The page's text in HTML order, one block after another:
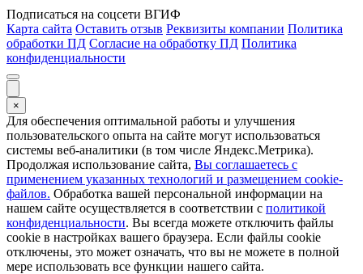
Подписаться на соцсети ВГИФ
Карта сайта Оставить отзыв Реквизиты компании Политика
обработки ПД Согласие на обработку ПД Политика
конфиденциальности
×
Для обеспечения оптимальной работы и улучшения
пользовательского опыта на сайте могут использоваться
системы веб-аналитики (в том числе Яндекс.Метрика).
Продолжая использование сайта, Вы соглашаетесь с
применением указанных технологий и размещением cookie-
файлов. Обработка вашей персональной информации на
нашем сайте осуществляется в соответствии с политикой
конфиденциальности. Вы всегда можете отключить файлы
cookie в настройках вашего браузера. Если файлы cookie
отключены, это может означать, что вы не можете в полной
мере использовать все функции нашего сайта.